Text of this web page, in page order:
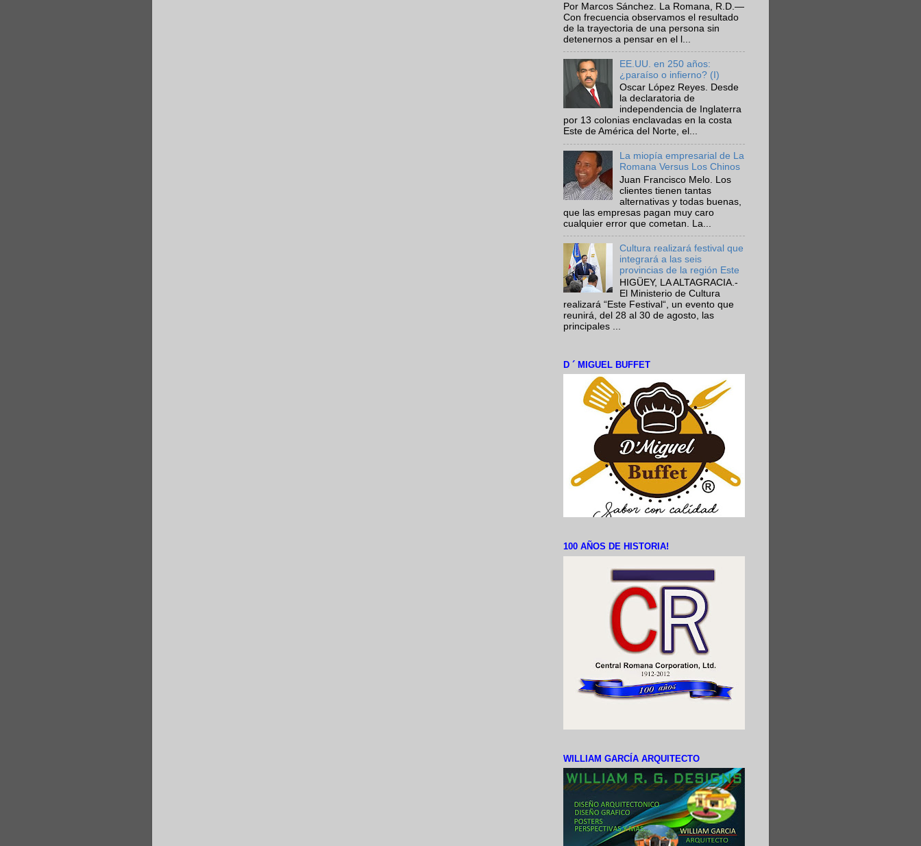
Por Marcos Sánchez. La Romana, R.D.—
Con frecuencia observamos el resultado
de la trayectoria de una persona sin
detenernos a pensar en el l...
EE.UU. en 250 años:
¿paraíso o infierno? (I)
Oscar López Reyes. Desde
la declaratoria de
independencia de Inglaterra
por 13 colonias enclavadas en la costa
Este de América del Norte, el...
La miopía empresarial de La
Romana Versus Los Chinos
Juan Francisco Melo. Los
clientes tienen tantas
alternativas y todas buenas,
que las empresas pagan muy caro
cualquier error que cometan. La...
Cultura realizará festival que
integrará a las seis
provincias de la región Este
HIGÜEY, LA ALTAGRACIA.-
El Ministerio de Cultura
realizará “Este Festival“, un evento que
reunirá, del 28 al 30 de agosto, las
principales ...
D ´ MIGUEL BUFFET
100 AÑOS DE HISTORIA!
WILLIAM GARCÍA ARQUITECTO